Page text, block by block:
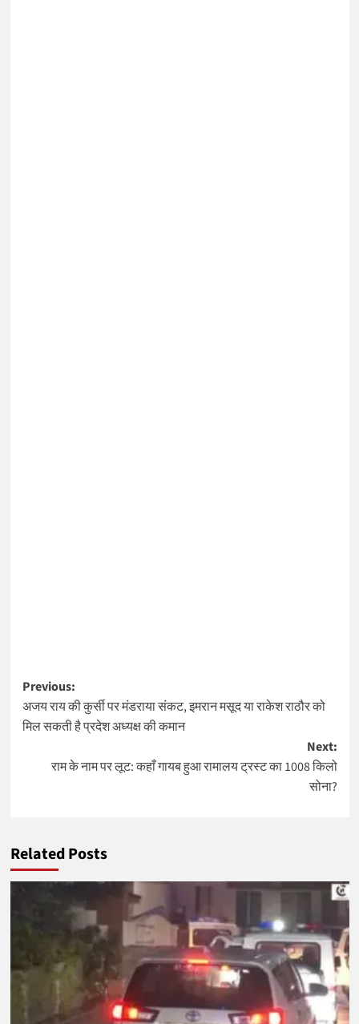
Post
navigation
Previous:
अजय राय की कुर्सी पर मंडराया संकट, इमरान मसूद या राकेश राठौर को
मिल सकती है प्रदेश अध्यक्ष की कमान
Next:
राम के नाम पर लूट: कहाँ गायब हुआ रामालय ट्रस्ट का 1008 किलो
सोना?
Related Posts